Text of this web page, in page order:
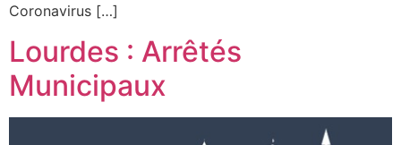
Coronavirus […]
Lourdes : Arrêtés
Municipaux